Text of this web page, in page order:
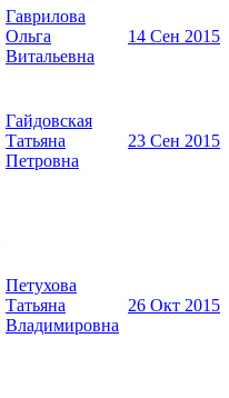
Гаврилова
Ольга
Витальевна
14 Сен 2015
Гайдовская
Татьяна
Петровна
23 Сен 2015
Петухова
Татьяна
Владимировна
26 Окт 2015